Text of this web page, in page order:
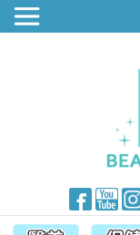
醫美整形